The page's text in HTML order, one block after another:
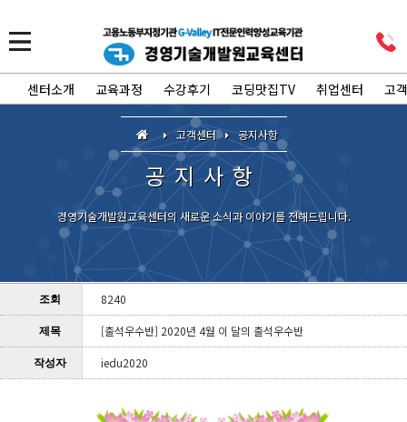
센터소개 교육과정 수강후기 코딩맛집TV 취업센터 고
고객센터 공지사항
공지사항
경영기술개발원교육센터의 새로운 소식과 이야기를 전해드립니다.
조회 8240
제목 [출석우수반] 2020년 4월 이 달의 출석우수반
작성자 iedu2020